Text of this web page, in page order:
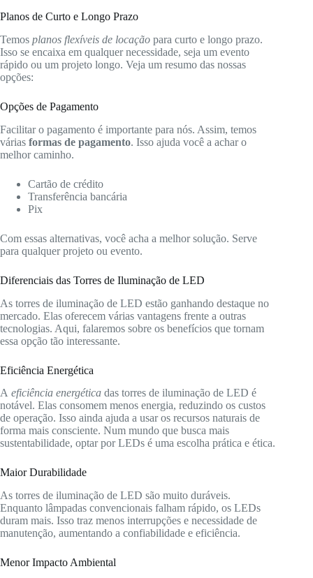
Planos de Curto e Longo Prazo
Temos planos flexíveis de locação para curto e longo prazo.
Isso se encaixa em qualquer necessidade, seja um evento
rápido ou um projeto longo. Veja um resumo das nossas
opções:
Opções de Pagamento
Facilitar o pagamento é importante para nós. Assim, temos
várias formas de pagamento. Isso ajuda você a achar o
melhor caminho.
Cartão de crédito
Transferência bancária
Pix
Com essas alternativas, você acha a melhor solução. Serve
para qualquer projeto ou evento.
Diferenciais das Torres de Iluminação de LED
As torres de iluminação de LED estão ganhando destaque no
mercado. Elas oferecem várias vantagens frente a outras
tecnologias. Aqui, falaremos sobre os benefícios que tornam
essa opção tão interessante.
Eficiência Energética
A eficiência energética das torres de iluminação de LED é
notável. Elas consomem menos energia, reduzindo os custos
de operação. Isso ainda ajuda a usar os recursos naturais de
forma mais consciente. Num mundo que busca mais
sustentabilidade, optar por LEDs é uma escolha prática e ética.
Maior Durabilidade
As torres de iluminação de LED são muito duráveis.
Enquanto lâmpadas convencionais falham rápido, os LEDs
duram mais. Isso traz menos interrupções e necessidade de
manutenção, aumentando a confiabilidade e eficiência.
Menor Impacto Ambiental